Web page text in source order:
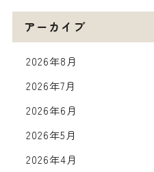
アーカイブ
2026年8月
2026年7月
2026年6月
2026年5月
2026年4月